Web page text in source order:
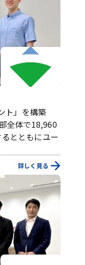
ト」を構築
全体で18,960
とともにユー
詳しく見る